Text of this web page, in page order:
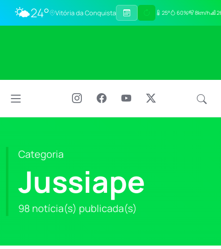
🌤️24° Vitória da Conquista 25° 60% 8km/h
Categoria
Jussiape
98 notícia(s) publicada(s)